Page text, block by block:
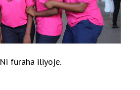
Ni furaha iliyoje.